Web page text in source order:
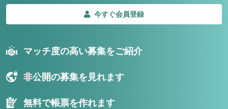
今すぐ会員登録
マッチ度の高い募集をご紹介
非公開の募集を見れます
無料で帳票を作れます